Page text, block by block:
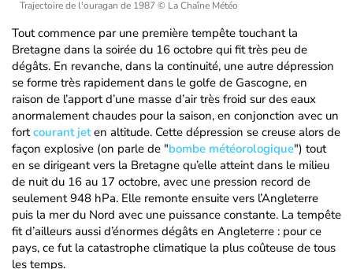
Trajectoire de l'ouragan de 1987© La Chaîne Météo
Tout commence par une première tempête touchant la
Bretagne dans la soirée du 16 octobre qui fit très peu de
dégâts. En revanche, dans la continuité, une autre dépression
se forme très rapidement dans le golfe de Gascogne, en
raison de l’apport d’une masse d’air très froid sur des eaux
anormalement chaudes pour la saison, en conjonction avec un
fortcourant jeten altitude. Cette dépression se creuse alors de
façon explosive (on parle de "bombe météorologique") tout
en se dirigeant vers la Bretagne qu’elle atteint dans le milieu
de nuit du 16 au 17 octobre, avec une pression record de
seulement 948 hPa. Elle remonte ensuite vers l’Angleterre
puis la mer du Nord avec une puissance constante. La tempête
fit d’ailleurs aussi d’énormes dégâts en Angleterre : pour ce
pays, ce fut la catastrophe climatique la plus coûteuse de tous
les temps.